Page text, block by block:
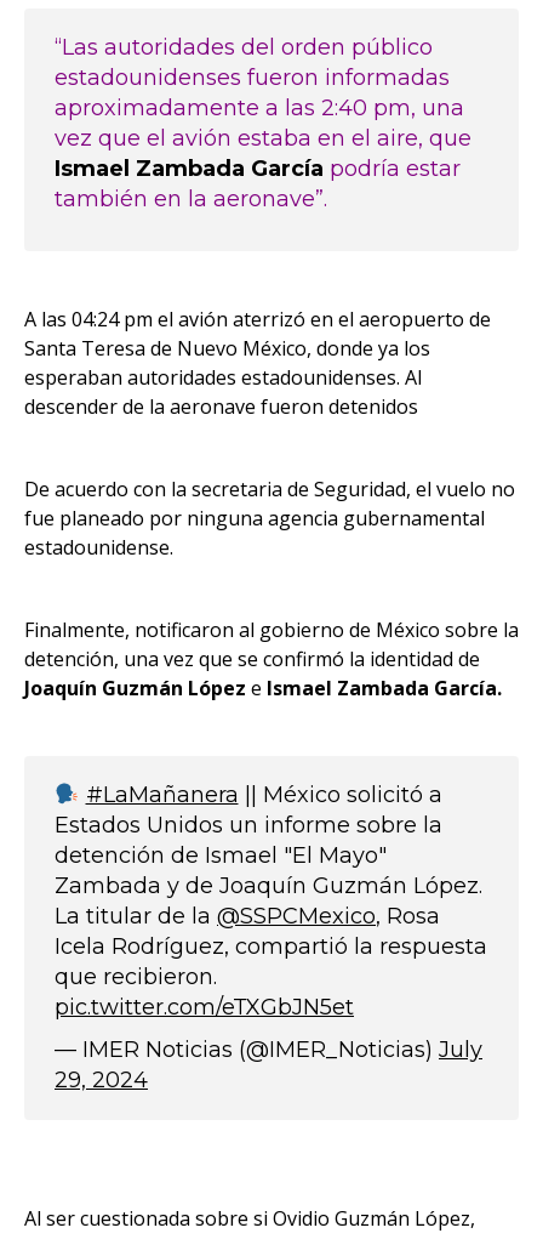
“Las autoridades del orden público
estadounidenses fueron informadas
aproximadamente a las 2:40 pm, una
vez que el avión estaba en el aire, que
Ismael Zambada García podría estar
también en la aeronave”.
A las 04:24 pm el avión aterrizó en el aeropuerto de
Santa Teresa de Nuevo México, donde ya los
esperaban autoridades estadounidenses. Al
descender de la aeronave fueron detenidos
De acuerdo con la secretaria de Seguridad, el vuelo no
fue planeado por ninguna agencia gubernamental
estadounidense.
Finalmente, notificaron al gobierno de México sobre la
detención, una vez que se confirmó la identidad de
Joaquín Guzmán López e Ismael Zambada García.
#LaMañanera || México solicitó a
Estados Unidos un informe sobre la
detención de Ismael "El Mayo"
Zambada y de Joaquín Guzmán López.
La titular de la @SSPCMexico, Rosa
Icela Rodríguez, compartió la respuesta
que recibieron.
pic.twitter.com/eTXGbJN5et
— IMER Noticias (@IMER_Noticias) July
29, 2024
Al ser cuestionada sobre si Ovidio Guzmán López,